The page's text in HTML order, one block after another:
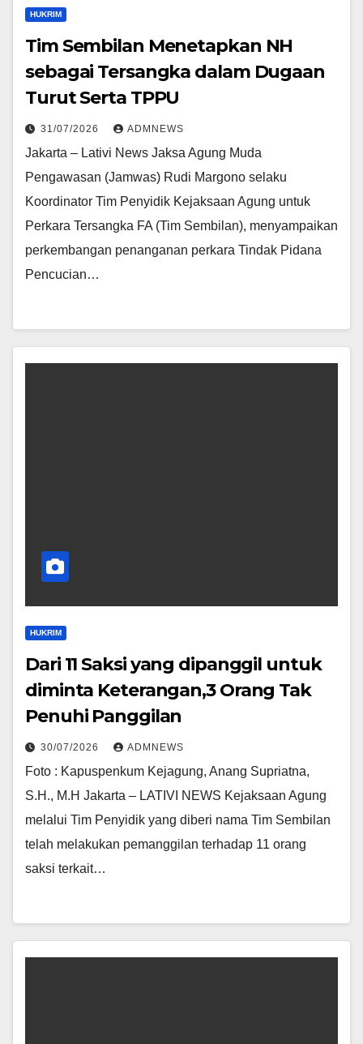
HUKRIM
Tim Sembilan Menetapkan NH
sebagai Tersangka dalam Dugaan
Turut Serta TPPU
31/07/2026 ADMNEWS
Jakarta – Lativi News Jaksa Agung Muda
Pengawasan (Jamwas) Rudi Margono selaku
Koordinator Tim Penyidik Kejaksaan Agung untuk
Perkara Tersangka FA (Tim Sembilan), menyampaikan
perkembangan penanganan perkara Tindak Pidana
Pencucian…
HUKRIM
Dari 11 Saksi yang dipanggil untuk
diminta Keterangan,3 Orang Tak
Penuhi Panggilan
30/07/2026 ADMNEWS
Foto : Kapuspenkum Kejagung, Anang Supriatna,
S.H., M.H Jakarta – LATIVI NEWS Kejaksaan Agung
melalui Tim Penyidik yang diberi nama Tim Sembilan
telah melakukan pemanggilan terhadap 11 orang
saksi terkait…